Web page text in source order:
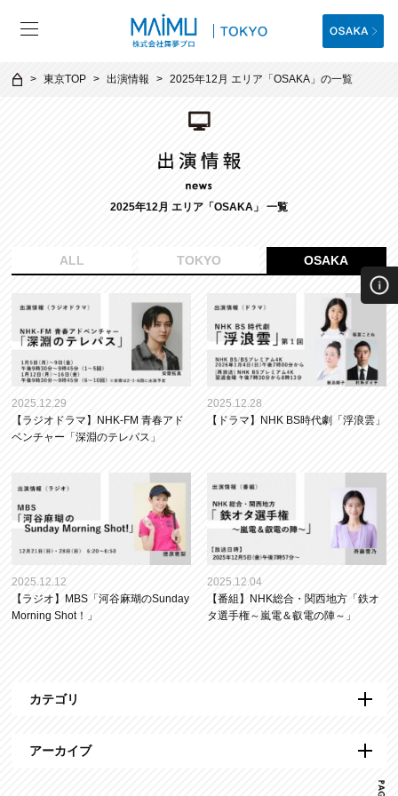
東京TOP 出演情報 2025年12月 エリア「OSAKA」の一覧
2025年12月 エリア「OSAKA」 一覧
ALL TOKYO OSAKA
2025.12.29
【ラジオドラマ】NHK-FM 青春アド
ベンチャー「深淵のテレパス」
2025.12.28
【ドラマ】NHK BS時代劇「浮浪雲」
2025.12.12
【ラジオ】MBS「河谷麻瑚のSunday
Morning Shot！」
2025.12.04
【番組】NHK総合・関西地方「鉄オ
タ選手権～嵐電＆叡電の陣～」
カテゴリ
アーカイブ